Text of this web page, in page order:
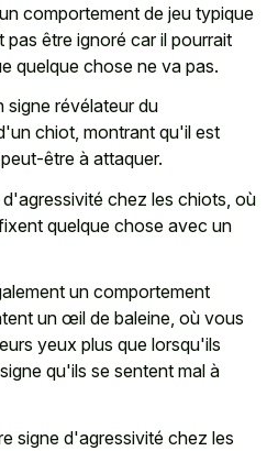
comportement de jeu typique
être ignoré car il pourrait
quelque chose ne va pas.
signe révélateur du
chiot, montrant qu'il est
être à attaquer.
chez les chiots, où
quelque chose avec un
un comportement
un œil de baleine, où vous
yeux plus que lorsqu'ils
qu'ils se sentent mal à
signe d'agressivité chez les